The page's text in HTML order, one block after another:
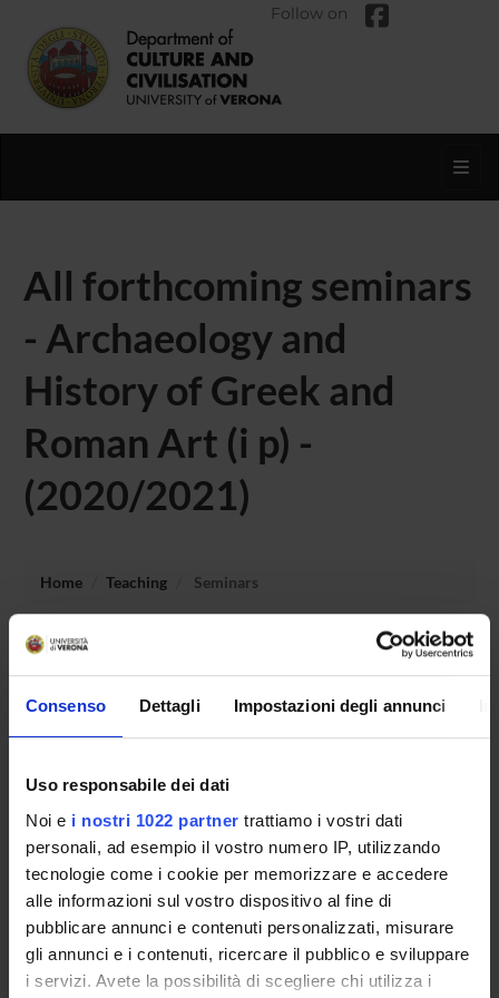
Consenso Dettagli Impostazioni degli annunci
Uso responsabile dei dati
Noi e i nostri 1022 partner trattiamo i vostri dati
personali, ad esempio il vostro numero IP, utilizzando
tecnologie come i cookie per memorizzare e accedere
alle informazioni sul vostro dispositivo al fine di
pubblicare annunci e contenuti personalizzati, misurare
gli annunci e i contenuti, ricercare il pubblico e sviluppare
i servizi. Avete la possibilità di scegliere chi utilizza i
Follow on
All forthcoming seminars
- Archaeology and
History of Greek and
Roman Art (i p) -
(2020/2021)
Home Teaching Seminars
No recent seminar found relating to teaching Archaeology
and History of Greek and Roman Art (i p).
COURSES
PHD PROGRAMMES AND POSTGRADUATE
TRAINING
Contacts
People